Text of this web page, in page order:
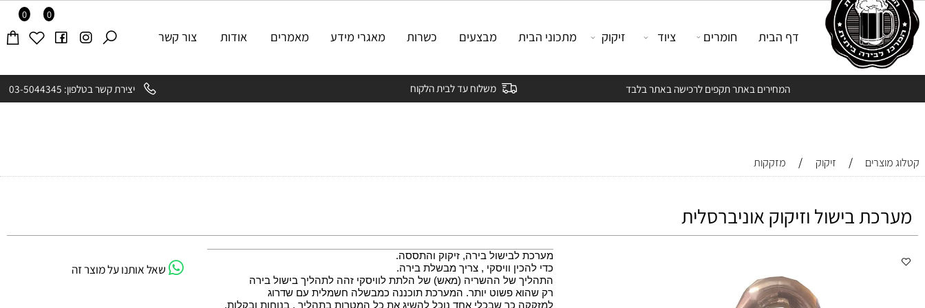
המחירים באתר תקפים לרכישה באתר בלבד משלוח עד לבית הלקוח יצירת קשר בטלפון: 03-5044345
0 0
דף הבית חומרים ציוד זיקוק מתכוני הבית מבצעים כשרות מאגרי מידע מאמרים אודות צור קשר
/ זיקוק / מזקקות
בישול וזיקוק אוניברסלית
מערכת לבישול בירה, זיקוק והתססה.
כדי להכין וויסקי , צריך מבשלת בירה.
התהליך של ההשריה (מאש) של הלתת לוויסקי זהה לתהליך בישול בירה
רק שהוא פשוט יותר. המערכת תוכננה כמבשלה חשמלית עם שדרוג
שאל אותנו על מוצר זה